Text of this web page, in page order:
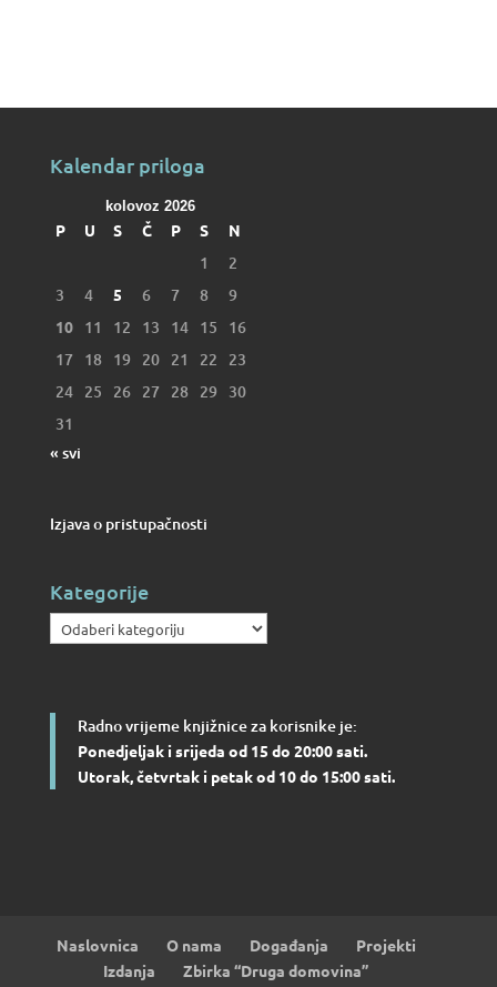
Kalendar priloga
kolovoz 2026
P U S Č P S N
1
2
3
4 5 6 7 8 9
10 11 12 13 14 15
16
17 18 19 20 21 22
23
24 25 26 27 28 29
30
31
« svi
Izjava o pristupačnosti
Kategorije
Kategorije
Radno vrijeme knjižnice za korisnike je:
Ponedjeljak i srijeda od 15 do 20:00 sati.
Utorak, četvrtak i petak od 10 do 15:00 sati.
Naslovnica O nama Događanja
Projekti
Izdanja
Zbirka “Druga domovina”